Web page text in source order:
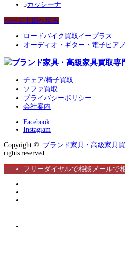
5カッシーナ
ページ上部へ戻る
ロードバイク買取イープラス
オーディオ・ギター・電子ピア
チェア/椅子買取
ソファ買取
プライバシーポリシー
会社案内
Facebook
Instagram
Copyright © ブランド家具・高級家具
rights reserved.
フリーダイヤルで相談 メールで